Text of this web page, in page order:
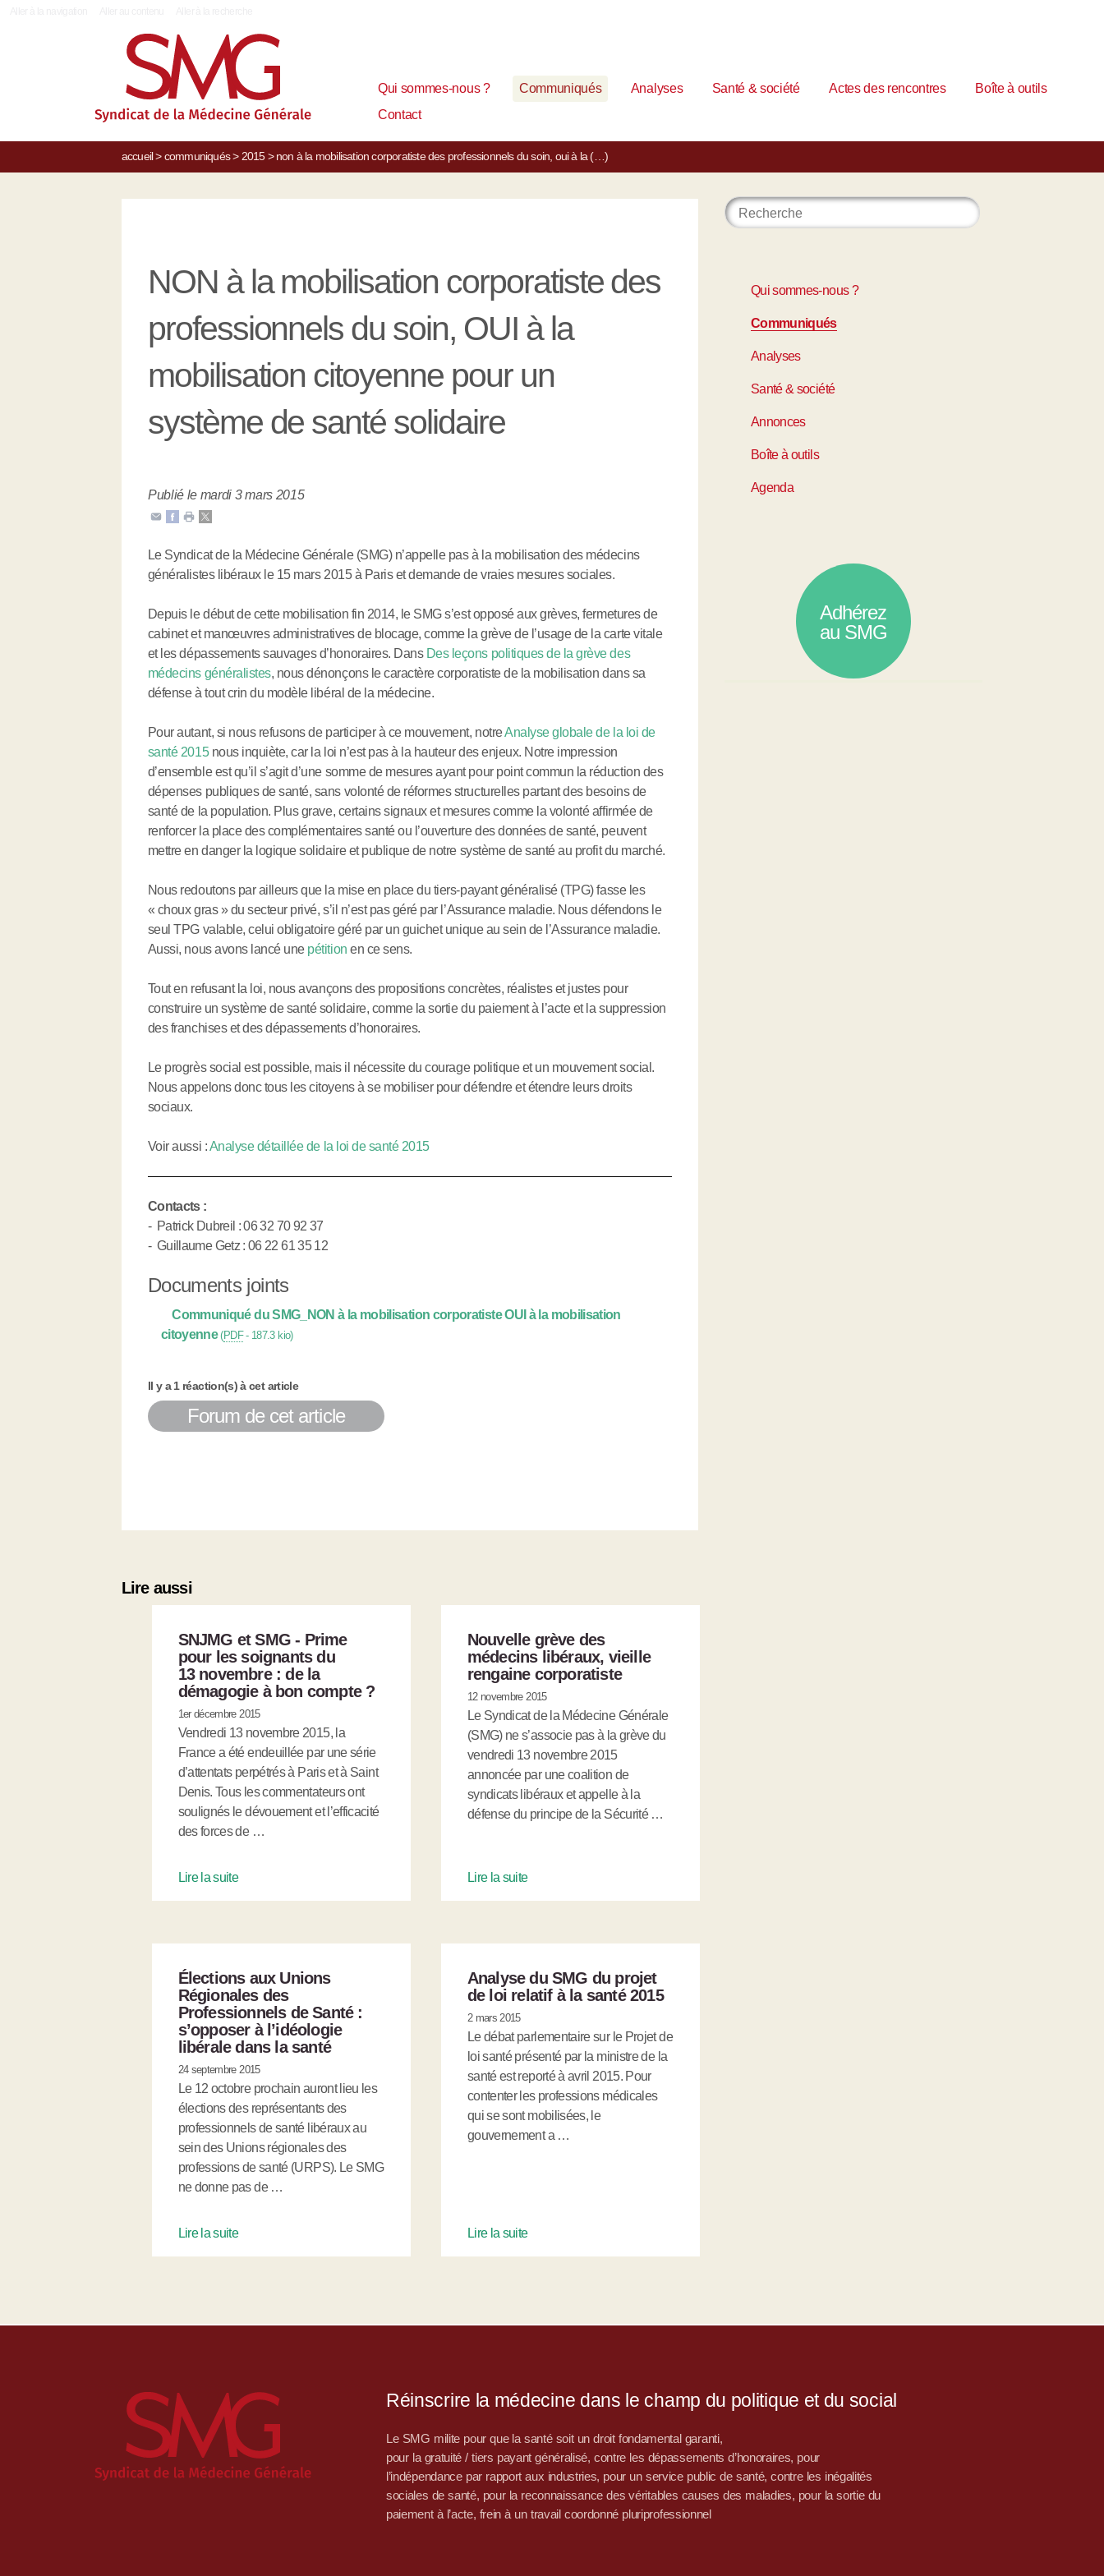
Qui sommes-nous ? Communiqués Analyses Santé & société Actes des rencontres
Boîte à outils
Contact
accueil> communiqués> 2015> non à la mobilisation corporatiste des professionnels du soin, oui à la (…)
NON à la mobilisation corporatiste des
professionnels du soin, OUI à la
mobilisation citoyenne pour un
système de santé solidaire
Publié le mardi 3 mars 2015
Le Syndicat de la Médecine Générale (SMG) n’appelle pas à la mobilisation des médecins
généralistes libéraux le 15 mars 2015 à Paris et demande de vraies mesures sociales.
Depuis le début de cette mobilisation fin 2014, le SMG s’est opposé aux grèves, fermetures de
cabinet et manœuvres administratives de blocage, comme la grève de l’usage de la carte vitale
et les dépassements sauvages d’honoraires. Dans Des leçons politiques de la grève des
médecins généralistes, nous dénonçons le caractère corporatiste de la mobilisation dans sa
défense à tout crin du modèle libéral de la médecine.
Pour autant, si nous refusons de participer à ce mouvement, notreAnalyse globale de la loi de
santé 2015nous inquiète, car la loi n’est pas à la hauteur des enjeux. Notre impression
d’ensemble est qu’il s’agit d’une somme de mesures ayant pour point commun la réduction des
dépenses publiques de santé, sans volonté de réformes structurelles partant des besoins de
santé de la population. Plus grave, certains signaux et mesures comme la volonté affirmée de
renforcer la place des complémentaires santé ou l’ouverture des données de santé, peuvent
mettre en danger la logique solidaire et publique de notre système de santé au profit du marché.
Nous redoutons par ailleurs que la mise en place du tiers-payant généralisé (TPG) fasse les
« choux gras » du secteur privé, s’il n’est pas géré par l’Assurance maladie. Nous défendons le
seul TPG valable, celui obligatoire géré par un guichet unique au sein de l’Assurance maladie.
Aussi, nous avons lancé une pétition en ce sens.
Tout en refusant la loi, nous avançons des propositions concrètes, réalistes et justes pour
construire un système de santé solidaire, comme la sortie du paiement à l’acte et la suppression
des franchises et des dépassements d’honoraires.
Le progrès social est possible, mais il nécessite du courage politique et un mouvement social.
Nous appelons donc tous les citoyens à se mobiliser pour défendre et étendre leurs droits
sociaux.
Voir aussi :Analyse détaillée de la loi de santé 2015
Contacts :
- Patrick Dubreil : 06 32 70 92 37
- Guillaume Getz : 06 22 61 35 12
Documents joints
Communiqué du SMG_NON à la mobilisation corporatiste OUI à la mobilisation
citoyenne (PDF- 187.3 kio)
Il y a 1 réaction(s) à cet article
Forum de cet article
Lire aussi
SNJMG et SMG - Prime
pour les soignants du
13 novembre : de la
démagogie à bon compte ?
1er décembre 2015
Vendredi 13 novembre 2015, la
France a été endeuillée par une série
d’attentats perpétrés à Paris et à Saint
Denis. Tous les commentateurs ont
soulignés le dévouement et l’efficacité
des forces de …
Lire la suite
Nouvelle grève des
médecins libéraux, vieille
rengaine corporatiste
12 novembre 2015
Le Syndicat de la Médecine Générale
(SMG) ne s’associe pas à la grève du
vendredi 13 novembre 2015
annoncée par une coalition de
syndicats libéraux et appelle à la
défense du principe de la Sécurité …
Lire la suite
Élections aux Unions
Régionales des
Professionnels de Santé :
s’opposer à l’idéologie
libérale dans la santé
24 septembre 2015
Le 12 octobre prochain auront lieu les
élections des représentants des
professionnels de santé libéraux au
sein des Unions régionales des
professions de santé (URPS). Le SMG
ne donne pas de …
Lire la suite
Analyse du SMG du projet
de loi relatif à la santé 2015
2 mars 2015
Le débat parlementaire sur le Projet de
loi santé présenté par la ministre de la
santé est reporté à avril 2015. Pour
contenter les professions médicales
qui se sont mobilisées, le
gouvernement a …
Lire la suite
Qui sommes-nous ?
Communiqués
Analyses
Santé & société
Annonces
Boîte à outils
Agenda
Adhérez
au SMG
Réinscrire la médecine dans le champ du politique et du social
Le SMG milite pour que la santé soit un droit fondamental garanti,
pour la gratuité / tiers payant généralisé, contre les dépassements d’honoraires, pour
l’indépendance par rapport aux industries, pour un service public de santé, contre les inégalités
sociales de santé, pour la reconnaissance des véritables causes des maladies, pour la sortie du
paiement à l’acte, frein à un travail coordonné pluriprofessionnel